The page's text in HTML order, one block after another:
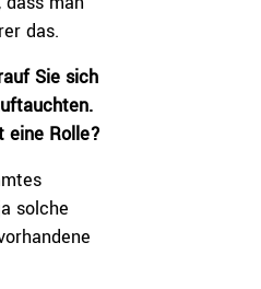
das.
Sie sich
eine Rolle?
solche